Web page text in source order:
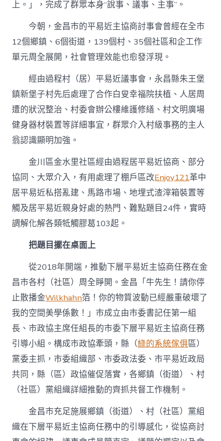
上。」，完成了群眾本身“說事、議事、主事”。
今朝，金昌市的平易近主協商討事會曾經在全市
12個鄉鎮、6個街道，139個村、35個社區和企工作
單元周全展開，社會管理效能也愈發浮現。
經由過程村（居）平易近議事會，永昌縣朱王堡
鎮新堡子村先后處理了合作白叟幸福院扶植、人居周
遭的狀況整治、村委會辦公樓維護修繕、村文明廣場
健身器材裝置等詳細事宜，群眾介入村級事務的主人
翁認識顯明加強。
金川區金水里社區經由過程居平易近協商、部分
協同、大眾介入，有用處理了棚戶區改Enjoy121革中
居平易近私搭亂建、馬路市場、地埋式渣滓箱裝置等
觸及居平易近親身好處的熱門、難點題目24件，實時
調解化解各類牴觸膠葛103起。
把題目擺在桌面上
從2018年開端，推動下層平易近主協商任務在金
昌市各村（社區）周全睜開。金昌「牛先生！請你停
止散播金Wilkhahn箔！你的物質波動已經嚴重破壞了
我的空間美學係數！」市成立由市委書記任第一組
長、市政協主席任組長的市委下層平易近主協商任務
引導小組。構成市政協牽頭，縣（綠的系統傢俱區）
黨委主抓，市委組織部、市委政法委、市平易近政局
共同，縣（區）政協催促落實，各鄉鎮（街道）、村
（社區）黨組織詳細推動的齊抓共督工作機制。
金昌市充足施展鄉鎮（街道）、村（社區）黨組
織在下層平易近主協商任務中的引導感化，從協商討